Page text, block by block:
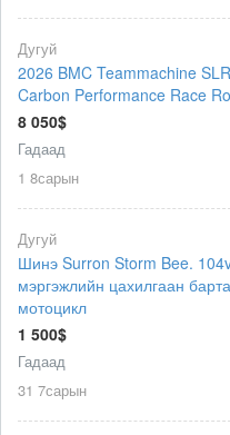
Дугуй
2026 BMC Teammachine
Carbon Performance Race
8 050$
Гадаад
1 8сарын
Дугуй
Шинэ Surron Storm Bee.
мэргэжлийн цахилгаан
мотоцикл
1 500$
Гадаад
31 7сарын